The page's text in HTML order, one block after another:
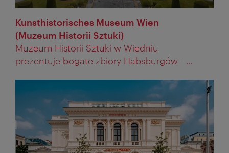
Kunsthistorisches Museum Wien
(Muzeum Historii Sztuki)
Muzeum Historii Sztuki w Wiedniu
prezentuje bogate zbiory Habsburgów - ...